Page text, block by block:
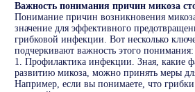
Важность понимания причин микоза
Понимание причин возникновения
значение для эффективного
грибковой инфекции. Вот несколько
подчеркивают важность этого понимания:
1. Профилактика инфекции. Зная, какие
развитию микоза, можно принять меры
Например, если вы понимаете, что грибки